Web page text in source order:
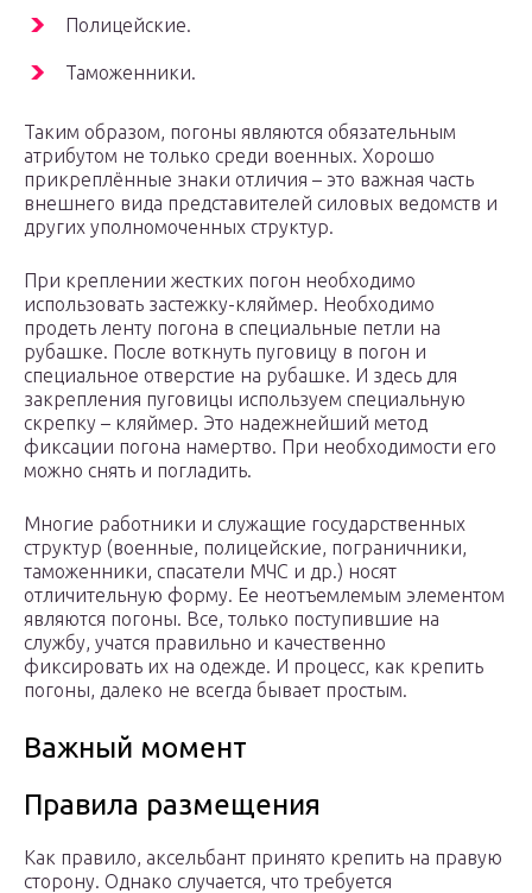
Полицейские.
Таможенники.
Таким образом, погоны являются обязательным
атрибутом не только среди военных. Хорошо
прикреплённые знаки отличия – это важная часть
внешнего вида представителей силовых ведомств и
других уполномоченных структур.
При креплении жестких погон необходимо
использовать застежку-кляймер. Необходимо
продеть ленту погона в специальные петли на
рубашке. После воткнуть пуговицу в погон и
специальное отверстие на рубашке. И здесь для
закрепления пуговицы используем специальную
скрепку – кляймер. Это надежнейший метод
фиксации погона намертво. При необходимости его
можно снять и погладить.
Многие работники и служащие государственных
структур (военные, полицейские, пограничники,
таможенники, спасатели МЧС и др.) носят
отличительную форму. Ее неотъемлемым элементом
являются погоны. Все, только поступившие на
службу, учатся правильно и качественно
фиксировать их на одежде. И процесс, как крепить
погоны, далеко не всегда бывает простым.
Важный момент
Правила размещения
Как правило, аксельбант принято крепить на правую
сторону. Однако случается, что требуется